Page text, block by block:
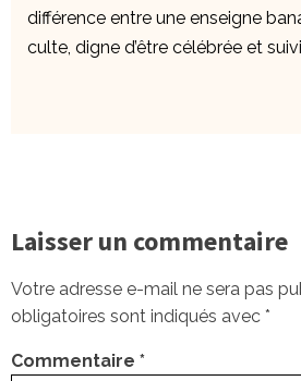
différence entre une enseigne
culte, digne d’être célébrée et
Laisser un commentaire
Votre adresse e-mail ne sera pas
obligatoires sont indiqués avec *
Commentaire *